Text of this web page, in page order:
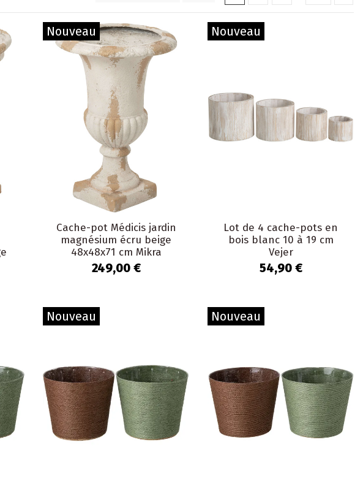
Nouveau
Cache-pot Médicis jardin
magnésium écru beige
48x48x71 cm Mikra
249,00 €
Nouveau
Lot de 4 cache-pots en
bois blanc 10 à 19 cm
Vejer
54,90 €
Nouveau Nouveau